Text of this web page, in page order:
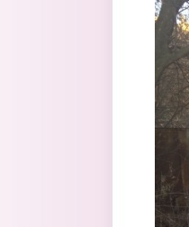
Перейти к основному содержанию